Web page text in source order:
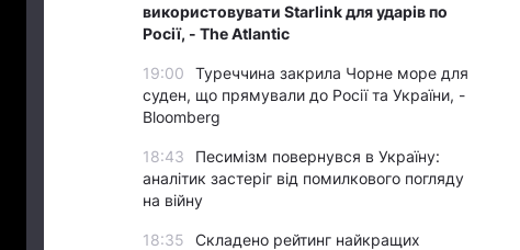
використовувати Starlink для ударів по
Росії, - The Atlantic
19:00
Туреччина закрила Чорне море для
суден, що прямували до Росії та України, -
Bloomberg
18:43
Песимізм повернувся в Україну:
аналітик застеріг від помилкового погляду
на війну
18:35
Складено рейтинг найкращих